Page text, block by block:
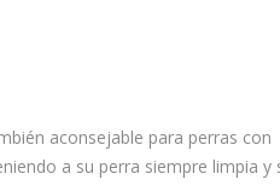
aconsejable para perras con
a su perra siempre limpia y